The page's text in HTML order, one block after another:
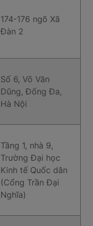
174-176 ngõ Xã
Đàn 2
Số 6, Võ Văn
Dũng, Đống Đa,
Hà Nội
Tầng 1, nhà 9,
Trường Đại học
Kinh tế Quốc dân
(Cổng Trần Đại
Nghĩa)